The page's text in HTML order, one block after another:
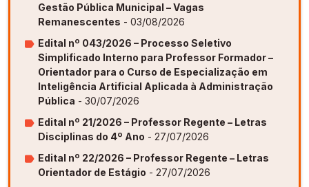
Gestão Pública Municipal – Vagas
Remanescentes - 03/08/2026
Edital nº 043/2026 – Processo Seletivo
Simplificado Interno para Professor Formador –
Orientador para o Curso de Especialização em
Inteligência Artificial Aplicada à Administração
Pública - 30/07/2026
Edital nº 21/2026 – Professor Regente – Letras
Disciplinas do 4º Ano - 27/07/2026
Edital nº 22/2026 – Professor Regente – Letras
Orientador de Estágio - 27/07/2026